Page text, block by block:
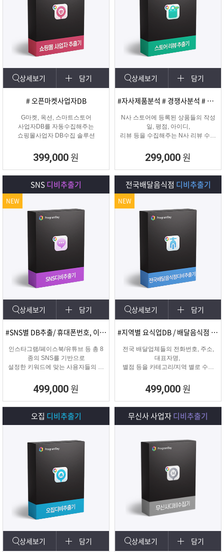
상세보기 담기
# 오픈마켓사업자DB
G마켓, 옥션, 스마트스토어
사업자DB를 자동수집해주는
쇼핑몰사업자 DB수집 솔루션
399,000 원
상세보기 담기
#자사제품분석 # 경쟁사분석 # 마케팅 및 광고
N사 스토어에 등록된 상품들의 작성
일, 평점, 아이디,
리뷰 등을 수집해주는 N사 리뷰 수집
299,000 원
SNS디비추출기
상세보기 담기
#SNS별 DB추출/ 휴대폰번호, 이메일추출
인스타그램/페이스북/유튜브 등 총 8
종의 SNS를 기반으로
설정한 키워드에 맞는 사용자들의 휴
추출하여 영업 및 마케팅에 활용 할
수 있는 프로그램입니다.
499,000 원
NEW
전국배달음식점 디비추출기
상세보기 담기
#지역별 요식업DB / 배달음식점 전화번호
전국 배달업체들의 전화번호, 주소,
대표자명,
별점 등을 카테고리/지역 별로 수집
타겟 마케팅용 DB를 수집해주는 프
로그램입니다.
499,000 원
NEW
오집 디비추출기
상세보기 담기
무신사 사업자디비추출기
상세보기 담기